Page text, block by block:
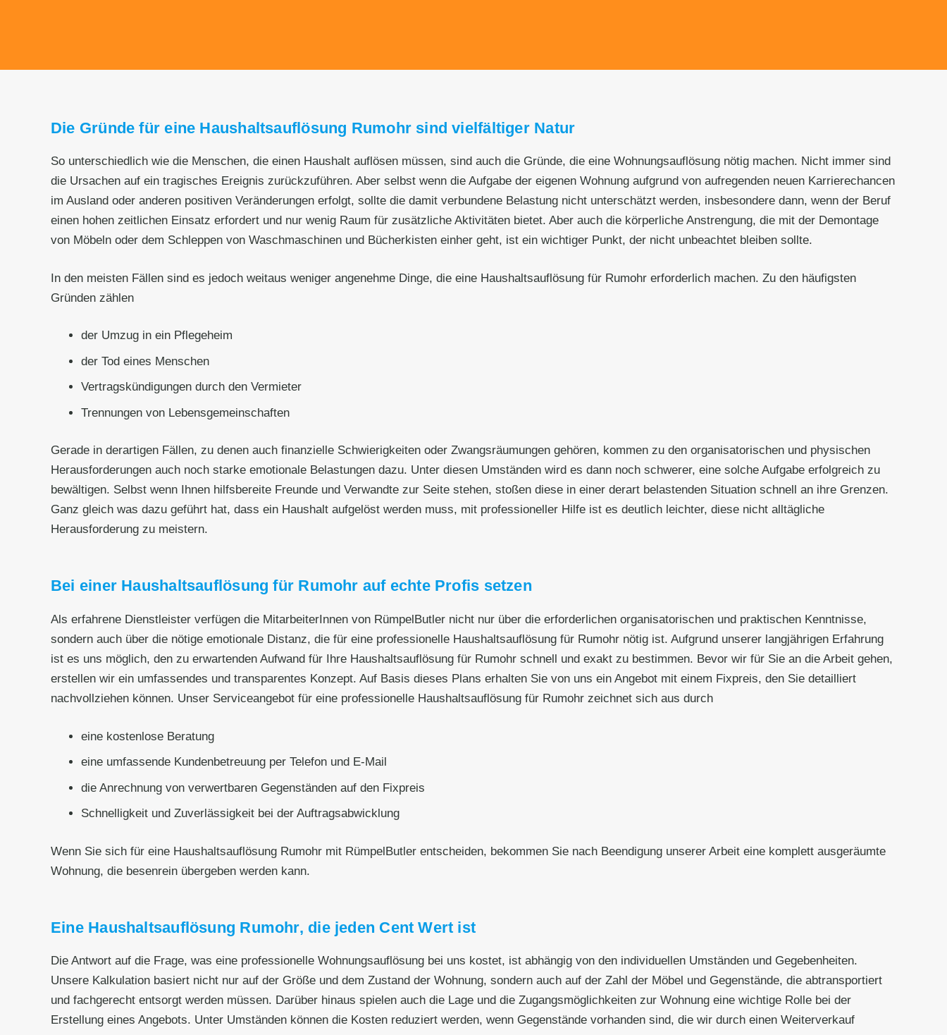
Die Gründe für eine Haushaltsauflösung Rumohr sind vielfältiger Natur
So unterschiedlich wie die Menschen, die einen Haushalt auflösen müssen, sind auch die Gründe, die eine Wohnungsauflösung nötig machen. Nicht immer sind
die Ursachen auf ein tragisches Ereignis zurückzuführen. Aber selbst wenn die Aufgabe der eigenen Wohnung aufgrund von aufregenden neuen Karrierechancen
im Ausland oder anderen positiven Veränderungen erfolgt, sollte die damit verbundene Belastung nicht unterschätzt werden, insbesondere dann, wenn der Beruf
einen hohen zeitlichen Einsatz erfordert und nur wenig Raum für zusätzliche Aktivitäten bietet. Aber auch die körperliche Anstrengung, die mit der Demontage
von Möbeln oder dem Schleppen von Waschmaschinen und Bücherkisten einher geht, ist ein wichtiger Punkt, der nicht unbeachtet bleiben sollte.
In den meisten Fällen sind es jedoch weitaus weniger angenehme Dinge, die eine Haushaltsauflösung für Rumohr erforderlich machen. Zu den häufigsten
Gründen zählen
der Umzug in ein Pflegeheim
der Tod eines Menschen
Vertragskündigungen durch den Vermieter
Trennungen von Lebensgemeinschaften
Gerade in derartigen Fällen, zu denen auch finanzielle Schwierigkeiten oder Zwangsräumungen gehören, kommen zu den organisatorischen und physischen
Herausforderungen auch noch starke emotionale Belastungen dazu. Unter diesen Umständen wird es dann noch schwerer, eine solche Aufgabe erfolgreich zu
bewältigen. Selbst wenn Ihnen hilfsbereite Freunde und Verwandte zur Seite stehen, stoßen diese in einer derart belastenden Situation schnell an ihre Grenzen.
Ganz gleich was dazu geführt hat, dass ein Haushalt aufgelöst werden muss, mit professioneller Hilfe ist es deutlich leichter, diese nicht alltägliche
Herausforderung zu meistern.
Bei einer Haushaltsauflösung für Rumohr auf echte Profis setzen
Als erfahrene Dienstleister verfügen die MitarbeiterInnen von RümpelButler nicht nur über die erforderlichen organisatorischen und praktischen Kenntnisse,
sondern auch über die nötige emotionale Distanz, die für eine professionelle Haushaltsauflösung für Rumohr nötig ist. Aufgrund unserer langjährigen Erfahrung
ist es uns möglich, den zu erwartenden Aufwand für Ihre Haushaltsauflösung für Rumohr schnell und exakt zu bestimmen. Bevor wir für Sie an die Arbeit gehen,
erstellen wir ein umfassendes und transparentes Konzept. Auf Basis dieses Plans erhalten Sie von uns ein Angebot mit einem Fixpreis, den Sie detailliert
nachvollziehen können. Unser Serviceangebot für eine professionelle Haushaltsauflösung für Rumohr zeichnet sich aus durch
eine kostenlose Beratung
eine umfassende Kundenbetreuung per Telefon und E-Mail
die Anrechnung von verwertbaren Gegenständen auf den Fixpreis
Schnelligkeit und Zuverlässigkeit bei der Auftragsabwicklung
Wenn Sie sich für eine Haushaltsauflösung Rumohr mit RümpelButler entscheiden, bekommen Sie nach Beendigung unserer Arbeit eine komplett ausgeräumte
Wohnung, die besenrein übergeben werden kann.
Eine Haushaltsauflösung Rumohr, die jeden Cent Wert ist
Die Antwort auf die Frage, was eine professionelle Wohnungsauflösung bei uns kostet, ist abhängig von den individuellen Umständen und Gegebenheiten.
Unsere Kalkulation basiert nicht nur auf der Größe und dem Zustand der Wohnung, sondern auch auf der Zahl der Möbel und Gegenstände, die abtransportiert
und fachgerecht entsorgt werden müssen. Darüber hinaus spielen auch die Lage und die Zugangsmöglichkeiten zur Wohnung eine wichtige Rolle bei der
Erstellung eines Angebots. Unter Umständen können die Kosten reduziert werden, wenn Gegenstände vorhanden sind, die wir durch einen Weiterverkauf